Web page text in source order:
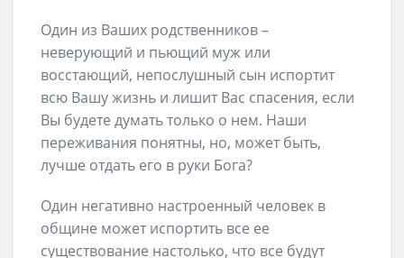
Один из Ваших родственников –
неверующий и пьющий муж или
восстающий, непослушный сын испортит
всю Вашу жизнь и лишит Вас спасения, если
Вы будете думать только о нем. Наши
переживания понятны, но, может быть,
лучше отдать его в руки Бога?
Один негативно настроенный человек в
общине может испортить все ее
существование настолько, что все будут